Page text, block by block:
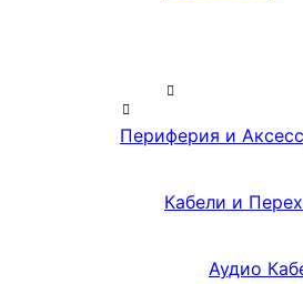
Периферия и
Кабели и
Аудио